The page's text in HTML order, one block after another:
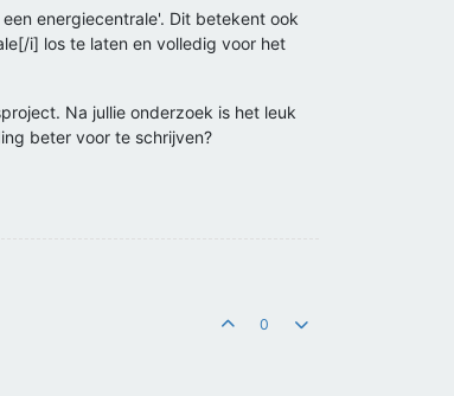
energiecentrale'. Dit betekent ook
i] los te laten en volledig voor het
Na jullie onderzoek is het leuk
beter voor te schrijven?
0